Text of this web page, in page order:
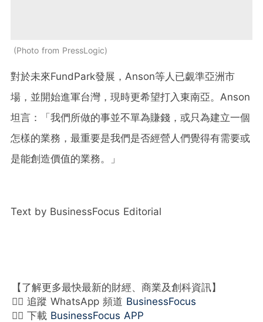
Photo from PressLogic
對於未來FundPark發展，Anson等人已覷準亞洲市
場，並開始進軍台灣，現時更希望打入東南亞。Anson
坦言：「我們所做的事並不單為賺錢，或只為建立一個
怎樣的業務，最重要是我們是否經營人們覺得有需要或
是能創造價值的業務。」
Text by BusinessFocus Editorial
【了解更多最快最新的財經、商業及創科資訊】
👉🏻 追蹤 WhatsApp 頻道 BusinessFocus
👉🏻 下載 BusinessFocus APP